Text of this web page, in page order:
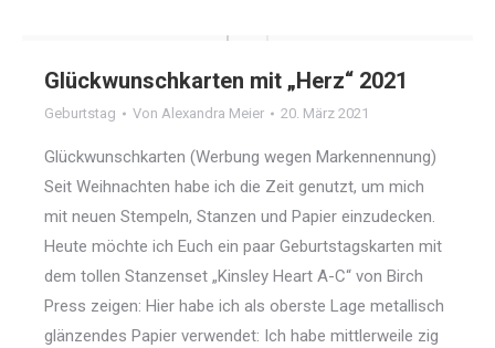
Glückwunschkarten mit „Herz“ 2021
Geburtstag Von Alexandra Meier 20. März 2021
Glückwunschkarten (Werbung wegen Markennennung)
Seit Weihnachten habe ich die Zeit genutzt, um mich
mit neuen Stempeln, Stanzen und Papier einzudecken.
Heute möchte ich Euch ein paar Geburtstagskarten mit
dem tollen Stanzenset „Kinsley Heart A-C“ von Birch
Press zeigen: Hier habe ich als oberste Lage metallisch
glänzendes Papier verwendet: Ich habe mittlerweile zig